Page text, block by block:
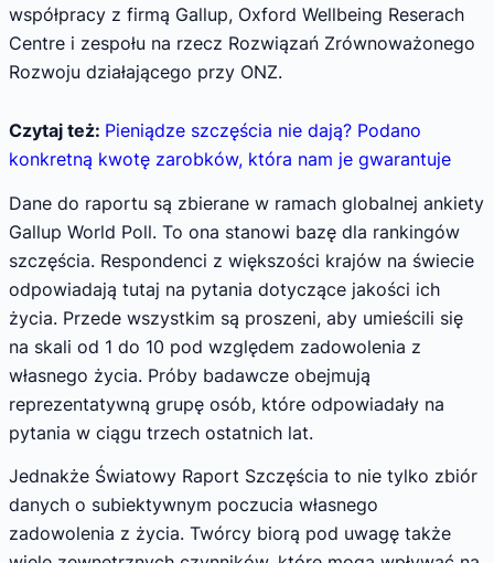
współpracy z firmą Gallup, Oxford Wellbeing Reserach
Centre i zespołu na rzecz Rozwiązań Zrównoważonego
Rozwoju działającego przy ONZ.
Czytaj też: Pieniądze szczęścia nie dają? Podano
konkretną kwotę zarobków, która nam je gwarantuje
Dane do raportu są zbierane w ramach globalnej ankiety
Gallup World Poll. To ona stanowi bazę dla rankingów
szczęścia. Respondenci z większości krajów na świecie
odpowiadają tutaj na pytania dotyczące jakości ich
życia. Przede wszystkim są proszeni, aby umieścili się
na skali od 1 do 10 pod względem zadowolenia z
własnego życia. Próby badawcze obejmują
reprezentatywną grupę osób, które odpowiadały na
pytania w ciągu trzech ostatnich lat.
Jednakże Światowy Raport Szczęścia to nie tylko zbiór
danych o subiektywnym poczucia własnego
zadowolenia z życia. Twórcy biorą pod uwagę także